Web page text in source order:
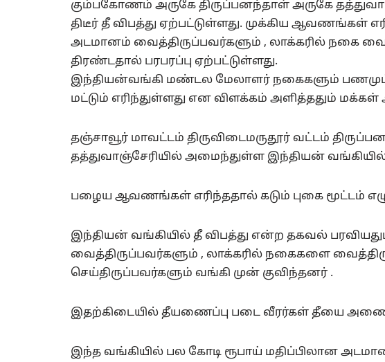
கும்பகோணம் அருகே திருப்பனந்தாள் அருகே
திடீர் தீ விபத்து ஏற்பட்டுள்ளது. முக்கிய ஆவணங்கள்
அடமானம் வைத்திருப்பவர்களும் , லாக்கரில் நகை
திரண்டதால் பரபரப்பு ஏற்பட்டுள்ளது.
இந்தியன்வங்கி மண்டல மேலாளர் நகைகளும்
மட்டும் எரிந்துள்ளது என விளக்கம் அளித்ததும் மக்கள்
தஞ்சாவூர் மாவட்டம் திருவிடைமருதூர் வட்டம்
தத்துவாஞ்சேரியில் அமைந்துள்ள இந்தியன் வங்கியில்
பழைய ஆவணங்கள் எரிந்ததால் கடும் புகை மூட்டம்
இந்தியன் வங்கியில் தீ விபத்து என்ற தகவல்
வைத்திருப்பவர்களும் , லாக்கரில் நகைகளை
செய்திருப்பவர்களும் வங்கி முன் குவிந்தனர் .
இதற்கிடையில் தீயணைப்பு படை வீரர்கள் தீயை
இந்த வங்கியில் பல கோடி ரூபாய் மதிப்பிலான